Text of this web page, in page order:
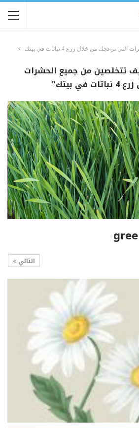
من خلال زرع 4 نباتات في بيتك
تتخلصين من جميع الحشرات
بيتك"
التالي